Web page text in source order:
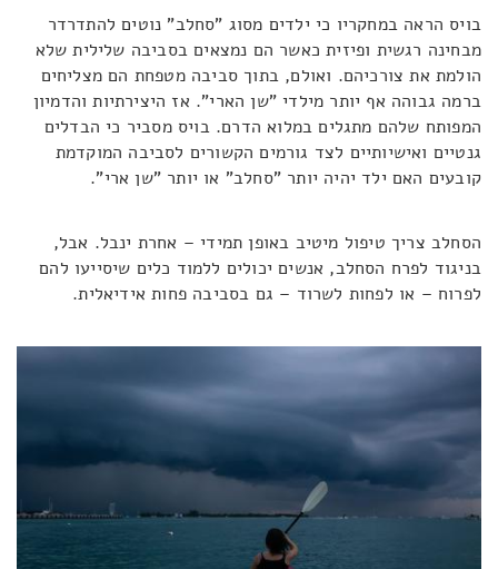
בויס הראה במחקריו כי ילדים מסוג "סחלב" נוטים להתדרדר
מבחינה רגשית ופיזית כאשר הם נמצאים בסביבה שלילית שלא
הולמת את צורכיהם. ואולם, בתוך סביבה מטפחת הם מצליחים
ברמה גבוהה אף יותר מילדי "שן הארי". אז היצירתיות והדמיון
המפותח שלהם מתגלים במלוא הדרם. בויס מסביר כי הבדלים
גנטיים ואישיותיים לצד גורמים הקשורים לסביבה המוקדמת
קובעים האם ילד יהיה יותר "סחלב" או יותר "שן ארי".
הסחלב צריך טיפול מיטיב באופן תמידי – אחרת ינבל. אבל,
בניגוד לפרח הסחלב, אנשים יכולים ללמוד כלים שיסייעו להם
לפרוח – או לפחות לשרוד – גם בסביבה פחות אידיאלית.